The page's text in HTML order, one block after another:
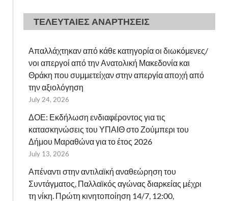
ΤΕΛΕΥΤΑΙΕΣ ΑΝΑΡΤΗΣΕΙΣ
Απαλλάχτηκαν από κάθε κατηγορία οι διωκόμενες/
νοι απεργοί από την Ανατολική Μακεδονία και
Θράκη που συμμετείχαν στην απεργία αποχή από
την αξιολόγηση
July 24, 2026
ΔΟΕ: Εκδήλωση ενδιαφέροντος για τις
κατασκηνώσεις του ΥΠΑΙΘ στο Ζούμπερι του
Δήμου Μαραθώνα για το έτος 2026
July 13, 2026
Απέναντι στην αντιλαϊκή αναθεώρηση του
Συντάγματος, Παλλαϊκός αγώνας διαρκείας μέχρι
τη νίκη. Πρώτη κινητοποίηση 14/7, 12:00,